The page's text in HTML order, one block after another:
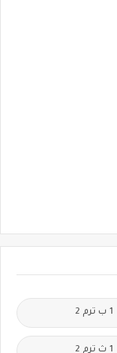
1 ب ترم 2
1 ث ترم 2